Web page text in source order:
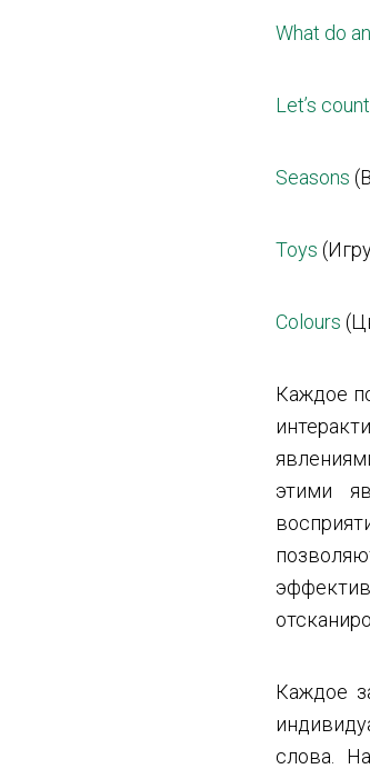
What do
Let’s count
Seasons
Toys
Colours
Каждое
этими
Каждое
слова.